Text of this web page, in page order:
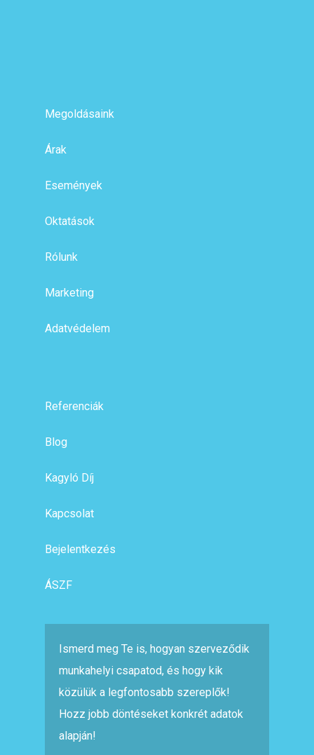
Megoldásaink
Árak
Események
Oktatások
Rólunk
Marketing
Adatvédelem
Referenciák
Blog
Kagyló Díj
Kapcsolat
Bejelentkezés
ÁSZF
Ismerd meg Te is, hogyan szerveződik
munkahelyi csapatod, és hogy kik
közülük a legfontosabb szereplők!
Hozz jobb döntéseket konkrét adatok
alapján!